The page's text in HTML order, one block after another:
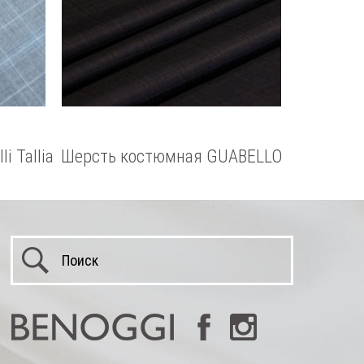
Tallia Шерсть костюмная GUABELLO